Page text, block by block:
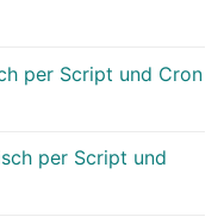
per Script und Cron
per Script und